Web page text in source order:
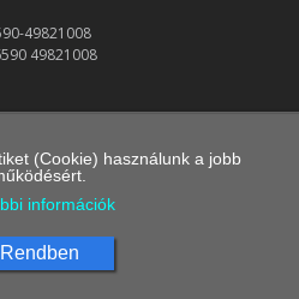
49821008
49821008
(Cookie) használunk a jobb
információk